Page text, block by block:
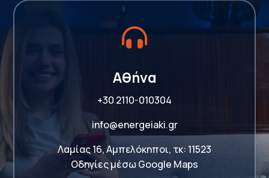

Αθήνα
+30 2110-010304
info@energeiaki.gr
Λαμίας 16, Αμπελόκηποι, τκ: 11523
Οδηγίες μέσω Google Maps